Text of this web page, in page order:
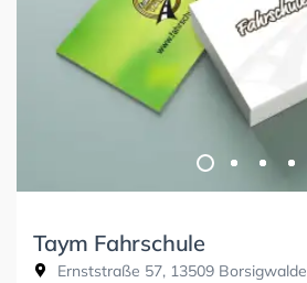
Taym Fahrschule
Ernststraße 57, 13509 Borsigwalde